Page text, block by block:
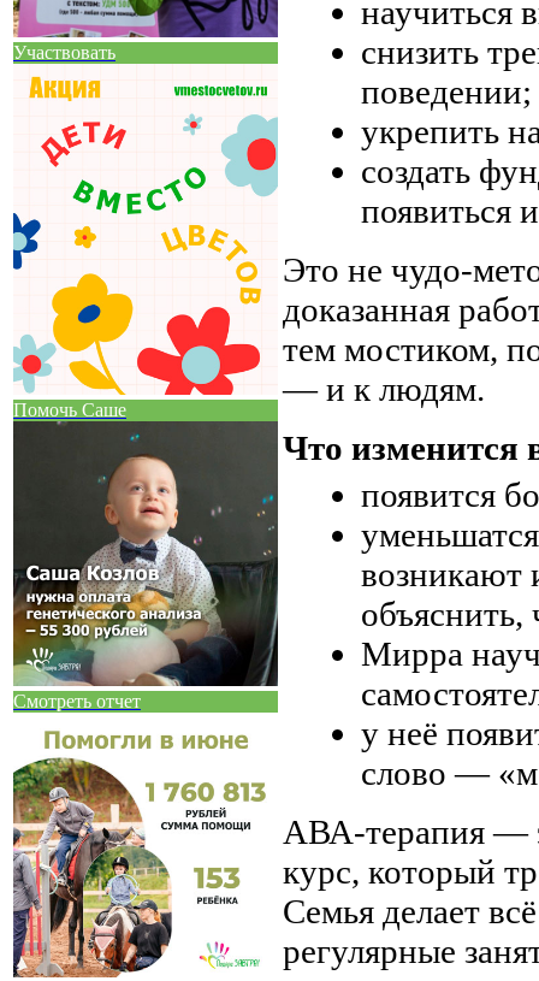
Участвовать
Помочь Саше
Смотреть отчет
научиться
снизить
поведении;
укрепить
создать
появиться
Это не чудо-
доказанная
тем мостиком,
— и к людям.
Что
появится
возникают
Мирра
у неё
слово —
АВА-терапия —
курс, который
Семья делает
регулярные